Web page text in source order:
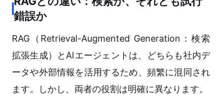
錯誤か
RAG（Retrieval-Augmented Generation：検索
拡張生成）とAIエージェントは、どちらも社内デ
ータや外部情報を活用するため、頻繁に混同され
ます。しかし、両者の役割は明確に異なります。